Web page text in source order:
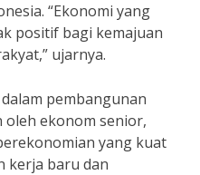
“Ekonomi yang
positif bagi kemajuan
ujarnya.
pembangunan
oleh ekonom senior,
yang kuat
kerja baru dan